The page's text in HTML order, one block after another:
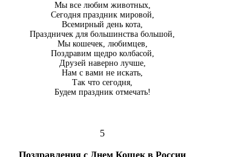
Мы все любим животных,
Сегодня праздник мировой,
Всемирный день кота,
Праздничек для большинства большой,
Мы кошечек, любимцев,
Поздравим щедро колбасой,
Друзей наверно лучше,
Нам с вами не искать,
Так что сегодня,
Будем праздник отмечать!
5
Поздравления с Днем Кошек в России